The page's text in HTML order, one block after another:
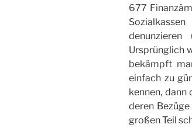
677
Ursprünglich
bekämpft
einfach zu
kennen, dann
deren
großen Teil